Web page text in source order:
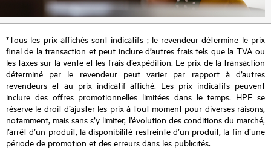
*Tous les prix affichés sont indicatifs ; le revendeur détermine le prix
final de la transaction et peut inclure d’autres frais tels que la TVA ou
les taxes sur la vente et les frais d’expédition. Le prix de la transaction
déterminé par le revendeur peut varier par rapport à d’autres
revendeurs et au prix indicatif affiché. Les prix indicatifs peuvent
inclure des offres promotionnelles limitées dans le temps. HPE se
réserve le droit d’ajuster les prix à tout moment pour diverses raisons,
notamment, mais sans s’y limiter, l’évolution des conditions du marché,
l’arrêt d’un produit, la disponibilité restreinte d’un produit, la fin d’une
période de promotion et des erreurs dans les publicités.